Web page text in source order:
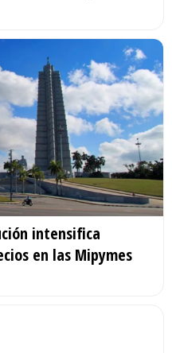
intensifica
en las Mipymes